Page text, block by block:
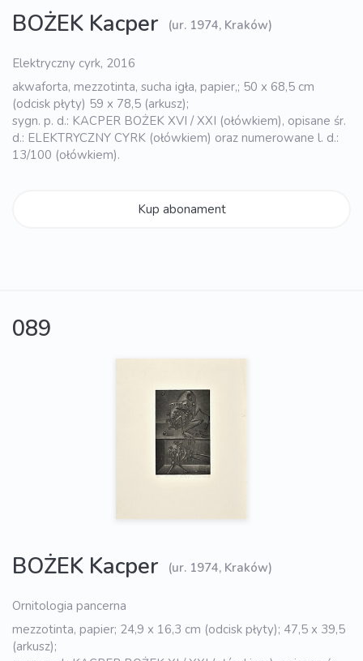
BOŻEK Kacper (ur. 1974, Kraków)
Elektryczny cyrk, 2016
akwaforta, mezzotinta, sucha igła, papier,; 50 x 68,5 cm
(odcisk płyty) 59 x 78,5 (arkusz);
sygn. p. d.: KACPER BOŻEK XVI / XXI (ołówkiem), opisane śr.
d.: ELEKTRYCZNY CYRK (ołówkiem) oraz numerowane l. d.:
13/100 (ołówkiem).
Kup abonament
089
BOŻEK Kacper (ur. 1974, Kraków)
Ornitologia pancerna
mezzotinta, papier; 24,9 x 16,3 cm (odcisk płyty); 47,5 x 39,5
(arkusz);